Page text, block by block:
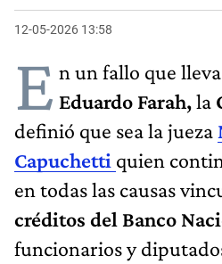
12-05-2026 13:58
E n un fallo que
Eduardo Farah,la
definió que sea la jueza
Capuchetti quien
en todas las causas
créditos del Banco
funcionarios y